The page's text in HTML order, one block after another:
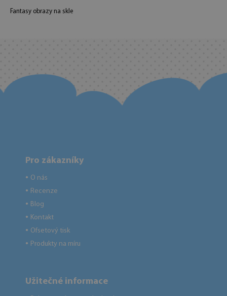
Fantasy obrazy na skle
Pro zákazníky
● O nás
● Recenze
● Blog
● Kontakt
● Ofsetový tisk
● Produkty na míru
Užitečné informace